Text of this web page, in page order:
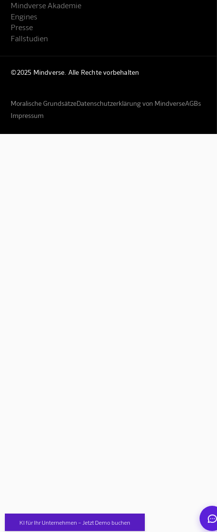
KI für Ihr Unternehmen – Jetzt Demo buchen
Mindverse Akademie
Engines
Presse
Fallstudien
©2025 Mindverse. Alle Rechte vorbehalten
Moralische GrundsätzeDatenschutzerklärung von MindverseAGBs
Impressum